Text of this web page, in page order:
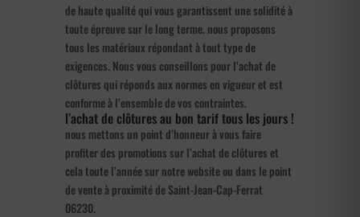
de haute qualité qui vous garantissent une solidité à
toute épreuve sur le long terme. nous proposons
tous les matériaux répondant à tout type de
exigences. Nous vous conseillons pour l’achat de
clôtures qui réponds aux normes en vigueur et est
conforme à l’ensemble de vos contraintes.
l’achat de clôtures au bon tarif tous les jours !
nous mettons un point d’honneur à vous faire
profiter des promotions sur l’achat de clôtures et
cela toute l’année sur notre website ou dans le point
de vente à proximité de Saint-Jean-Cap-Ferrat
06230.